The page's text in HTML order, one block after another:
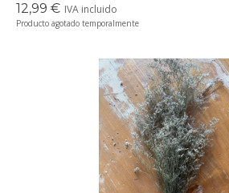
12,99 € IVA incluido
Producto agotado temporalmente
Precioso ramo de flores secas en tonos
perfectos para crear un ambiente cálido